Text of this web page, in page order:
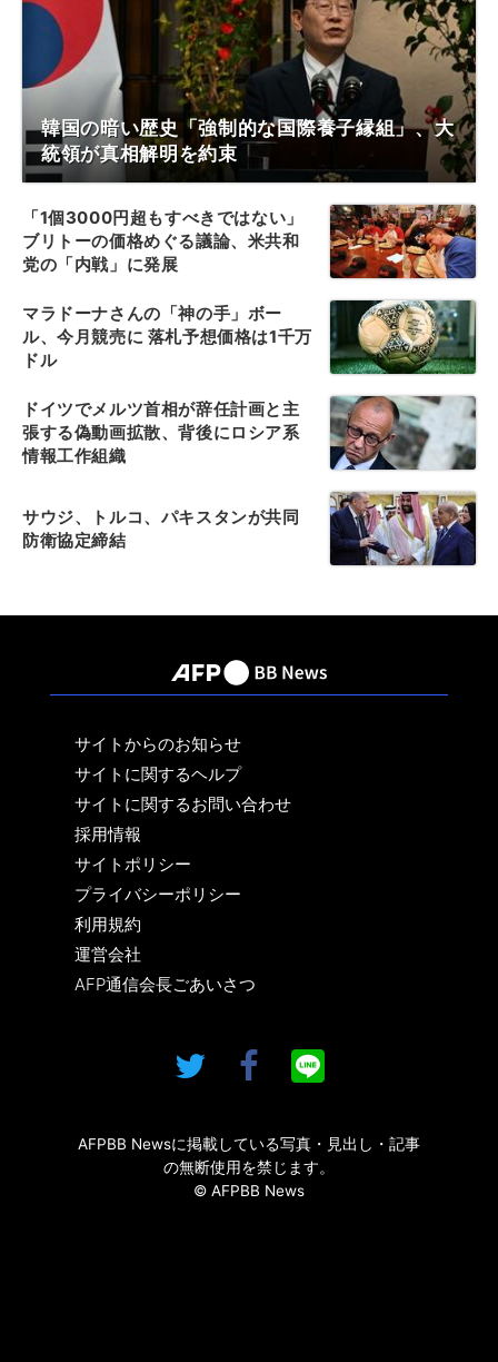
韓国の暗い歴史「強制的な国際養子縁組」、大
統領が真相解明を約束
「1個3000円超もすべきではない」
ブリトーの価格めぐる議論、米共和
党の「内戦」に発展
マラドーナさんの「神の手」ボー
ル、今月競売に 落札予想価格は1千万
ドル
ドイツでメルツ首相が辞任計画と主
張する偽動画拡散、背後にロシア系
情報工作組織
サウジ、トルコ、パキスタンが共同
防衛協定締結
サイトからのお知らせ
サイトに関するヘルプ
サイトに関するお問い合わせ
採用情報
サイトポリシー
プライバシーポリシー
利用規約
運営会社
AFP通信会長ごあいさつ
AFPBB Newsに掲載している写真・見出し・記事
の無断使用を禁じます。
© AFPBB News